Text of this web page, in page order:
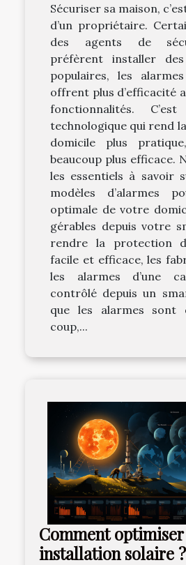
Sécuriser sa maison,
d’un propriétaire.
des agents de
préfèrent installer
populaires, les
offrent plus d’efficacité
fonctionnalités.
technologique qui rend
domicile plus
beaucoup plus efficace.
les essentiels à savoir
modèles d’alarmes
optimale de votre
gérables depuis votre
rendre la protection
facile et efficace, les
les alarmes d’une
contrôlé depuis un
que les alarmes sont
coup,...
Comment
installation solaire ?